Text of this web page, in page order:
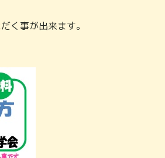
く事が出来ます。